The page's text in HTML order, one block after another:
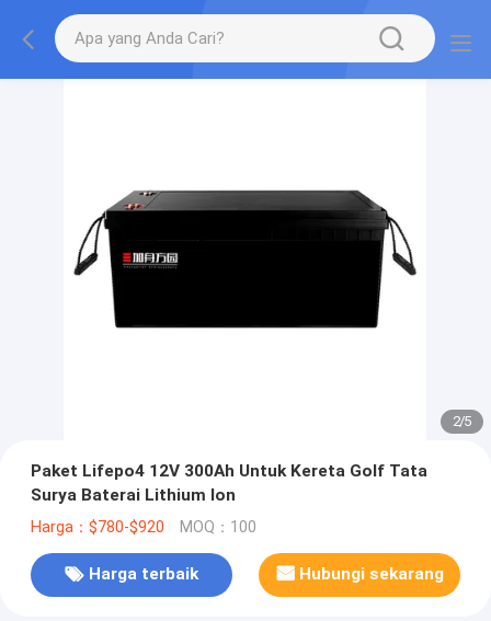
2/5
Paket Lifepo4 12V 300Ah Untuk Kereta Golf Tata
Surya Baterai Lithium Ion
Harga：$780-$920 MOQ：100
Harga terbaik Hubungi sekarang